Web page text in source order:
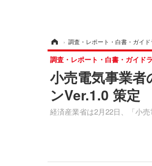
› 調査・レポート・白書・ガイド
小売電気事業
ンVer.1.0 策定
経済産業省は2月22日、「小
調査・レポート・白書・ガイド